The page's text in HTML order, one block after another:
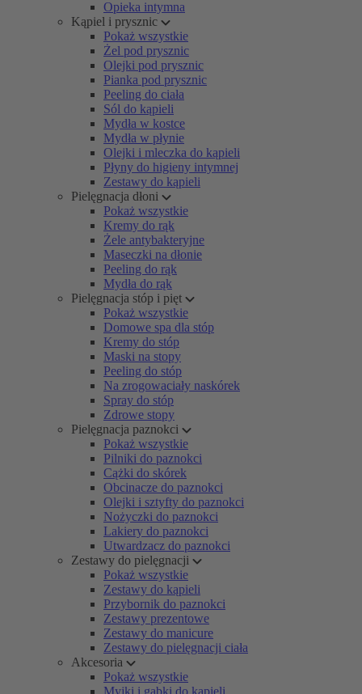
Opieka intymna
Kąpiel i prysznic
Pokaż wszystkie
Żel pod prysznic
Olejki pod prysznic
Pianka pod prysznic
Peeling do ciała
Sól do kąpieli
Mydła w kostce
Mydła w płynie
Olejki i mleczka do kąpieli
Płyny do higieny intymnej
Zestawy do kąpieli
Pielęgnacja dłoni
Pokaż wszystkie
Kremy do rąk
Żele antybakteryjne
Maseczki na dłonie
Peeling do rąk
Mydła do rąk
Pielęgnacja stóp i pięt
Pokaż wszystkie
Domowe spa dla stóp
Kremy do stóp
Maski na stopy
Peeling do stóp
Na zrogowaciały naskórek
Spray do stóp
Zdrowe stopy
Pielęgnacja paznokci
Pokaż wszystkie
Pilniki do paznokci
Cążki do skórek
Obcinacze do paznokci
Olejki i sztyfty do paznokci
Nożyczki do paznokci
Lakiery do paznokci
Utwardzacz do paznokci
Zestawy do pielęgnacji
Pokaż wszystkie
Zestawy do kąpieli
Przybornik do paznokci
Zestawy prezentowe
Zestawy do manicure
Zestawy do pielęgnacji ciała
Akcesoria
Pokaż wszystkie
Myjki i gąbki do kąpieli